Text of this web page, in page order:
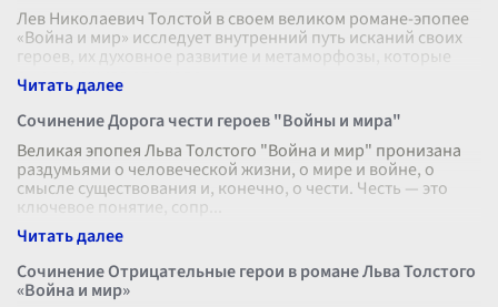
Лев Николаевич Толстой в своем великом романе-эпопее
«Война и мир» исследует внутренний путь исканий своих
героев, их духовное развитие и метаморфозы, которые
они переживают в ходе
Сочинение Дорога чести героев "Войны и мира"
Великая эпопея Льва Толстого "Война и мир" пронизана
раздумьями о человеческой жизни, о мире и войне, о
смысле существования и, конечно, о чести. Честь — это
ключевое понятие, сопр
Сочинение Отрицательные герои в романе Льва Толстого
«Война и мир»